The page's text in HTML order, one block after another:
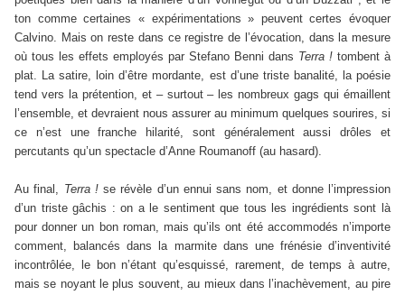
ton comme certaines « expérimentations » peuvent certes évoquer
Calvino. Mais on reste dans ce registre de l’évocation, dans la mesure
où tous les effets employés par Stefano Benni dans Terra ! tombent à
plat. La satire, loin d’être mordante, est d’une triste banalité, la poésie
tend vers la prétention, et – surtout – les nombreux gags qui émaillent
l’ensemble, et devraient nous assurer au minimum quelques sourires, si
ce n’est une franche hilarité, sont généralement aussi drôles et
percutants qu’un spectacle d’Anne Roumanoff (au hasard).
Au final, Terra !se révèle d’un ennui sans nom, et donne l’impression
d’un triste gâchis : on a le sentiment que tous les ingrédients sont là
pour donner un bon roman, mais qu’ils ont été accommodés n’importe
comment, balancés dans la marmite dans une frénésie d’inventivité
incontrôlée, le bon n’étant qu’esquissé, rarement, de temps à autre,
mais se noyant le plus souvent, au mieux dans l’inachèvement, au pire